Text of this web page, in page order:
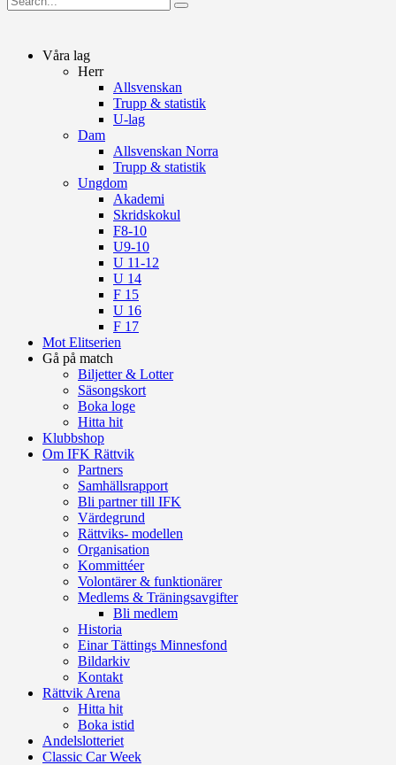
Våra lag
Herr
Allsvenskan
Trupp & statistik
U-lag
Dam
Allsvenskan Norra
Trupp & statistik
Ungdom
Akademi
Skridskokul
F8-10
U9-10
U 11-12
U 14
F 15
U 16
F 17
Mot Elitserien
Gå på match
Biljetter & Lotter
Säsongskort
Boka loge
Hitta hit
Klubbshop
Om IFK Rättvik
Partners
Samhällsrapport
Bli partner till IFK
Värdegrund
Rättviks- modellen
Organisation
Kommittéer
Volontärer & funktionärer
Medlems & Träningsavgifter
Bli medlem
Historia
Einar Tättings Minnesfond
Bildarkiv
Kontakt
Rättvik Arena
Hitta hit
Boka istid
Andelslotteriet
Classic Car Week